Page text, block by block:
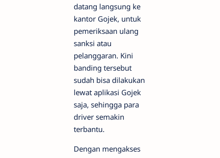
datang langsung ke
kantor Gojek, untuk
pemeriksaan ulang
sanksi atau
pelanggaran. Kini
banding tersebut
sudah bisa dilakukan
lewat aplikasi Gojek
saja, sehingga para
driver semakin
terbantu.
Dengan mengakses